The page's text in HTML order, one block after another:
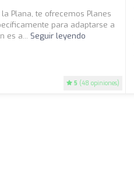
5 (48 opiniones)
Plana, te ofrecemos Planes
para adaptarse a
es a... Seguir leyendo